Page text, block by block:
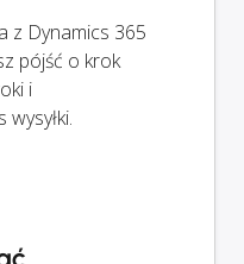
z Dynamics 365
pójść o krok
i